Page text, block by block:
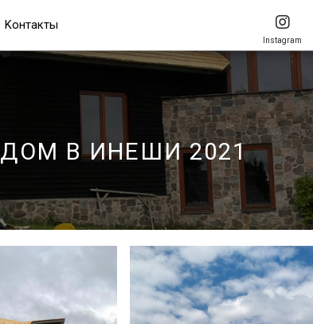
Kонтакты
Instagram
ДОМ В ИНЕШИ 2021